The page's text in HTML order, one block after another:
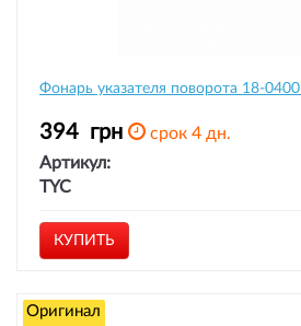
Фонарь указателя поворота 18-
394 грн
срок 4 дн.
Артикул:
TYC
КУПИТЬ
Оригинал